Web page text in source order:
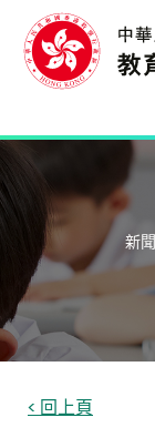
新
< 回上頁